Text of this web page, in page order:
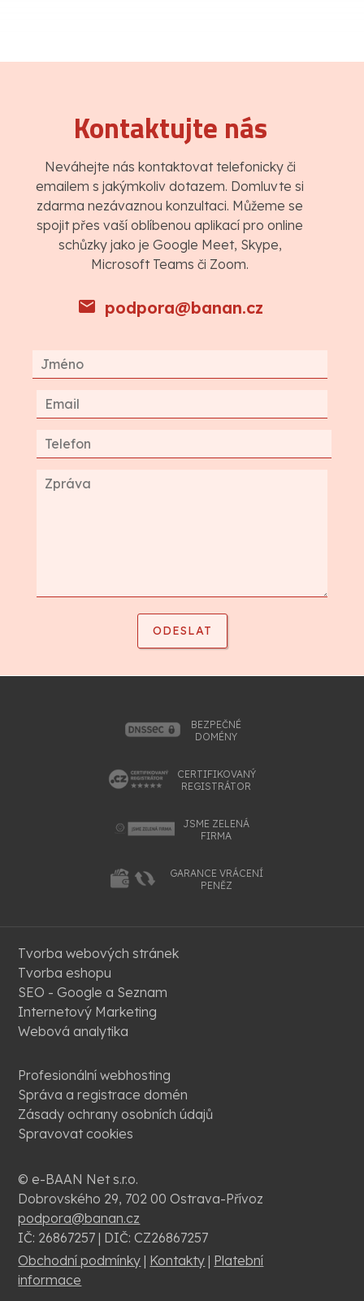
Kontaktujte nás
Neváhejte nás kontaktovat telefonicky či
emailem s jakýmkoliv dotazem. Domluvte si
zdarma nezávaznou konzultaci. Můžeme se
spojit přes vaší oblíbenou aplikací pro online
schůzky jako je Google Meet, Skype,
Microsoft Teams či Zoom.
podpora@banan.cz
BEZPEČNÉ
DOMÉNY
CERTIFIKOVANÝ
REGISTRÁTOR
JSME ZELENÁ
FIRMA
GARANCE VRÁCENÍ
PENĚZ
Tvorba webových stránek
Tvorba eshopu
SEO - Google a Seznam
Internetový Marketing
Webová analytika
Profesionální webhosting
Správa a registrace domén
Zásady ochrany osobních údajů
Spravovat cookies
© e-BAAN Net s.r.o.
Dobrovského 29, 702 00 Ostrava-Přívoz
podpora@banan.cz
IČ: 26867257 | DIČ: CZ26867257
Obchodní podmínky | Kontakty | Platební
informace